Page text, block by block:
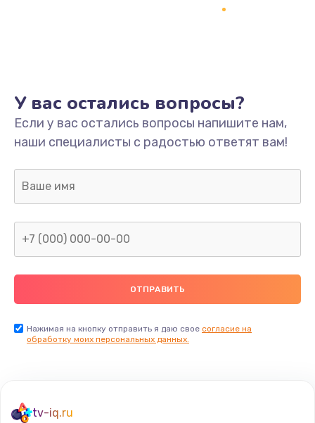
Не включается
1400 руб.
Заказать
Нет звука
800 руб.
Не видит флешку
400 руб.
Заказать
У вас остались вопросы?
Если у вас остались вопросы напишите нам,
наши специалисты с радостью ответят вам!
Нажимая на кнопку отправить я даю свое согласие на
обработку моих персональных данных.
tv-iq.ru